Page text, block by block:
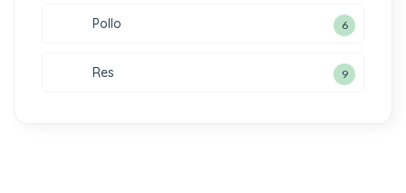
Pollo 6
Res 9